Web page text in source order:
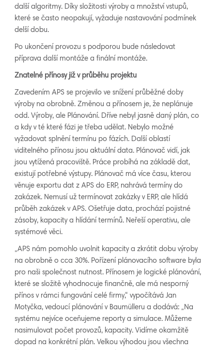
další algoritmy. Díky složitosti výroby a množství vstupů,
které se často neopakují, vyžaduje nastavování podmínek
delší dobu.
Po ukončení provozu s podporou bude následovat
příprava další montáže a finální montáže.
Znatelné přínosy již v průběhu projektu
Zavedením APS se projevilo ve snížení průběžné doby
výroby na obrobně. Změnou a přínosem je, že neplánuje
odd. Výroby, ale Plánování. Dříve nebyl jasně daný plán, co
a kdy v té které fázi je třeba udělat. Nebylo možné
vyžadovat splnění termínu po fázích. Další oblastí
viditelného přínosu jsou aktuální data. Plánovač vidí, jak
jsou vytížená pracoviště. Práce probíhá na základě dat,
existují potřebné výstupy. Plánovač má více času, kterou
věnuje exportu dat z APS do ERP, nahrává termíny do
zakázek. Nemusí už termínovat zakázky v ERP, ale hlídá
průběh zakázek v APS. Ošetřuje data, prochází pojistné
zásoby, kapacity a hlídání termínů. Neřeší operativu, ale
systémové věci.
„APS nám pomohlo uvolnit kapacity a zkrátit dobu výroby
na obrobně o cca 30%. Pořízení plánovacího software byla
pro naši společnost nutnost. Přínosem je logické plánování,
které se složitě vyhodnocuje finančně, ale má nesporný
přínos v rámci fungování celé firmy,“ vypočítává Jan
Motyčka, vedoucí plánování v Baumülleru a dodává: „Na
systému nejvíce oceňujeme reporty a simulace. Můžeme
nasimulovat počet provozů, kapacity. Vidíme okamžitě
dopad na konkrétní plán. Velkou výhodou jsou všechna